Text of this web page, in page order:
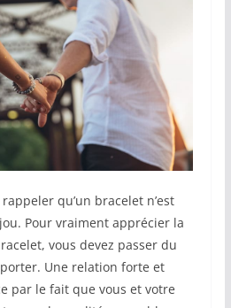
qu’un bracelet n’est
Pour vraiment apprécier la
vous devez passer du
Une relation forte et
par le fait que vous et votre